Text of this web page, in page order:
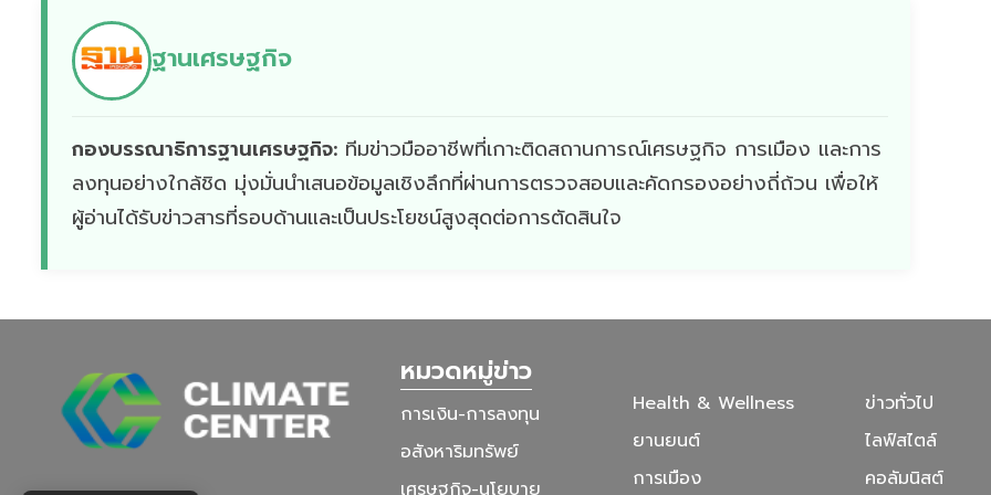
ฐานเศรษฐกิจ
กองบรรณาธิการฐานเศรษฐกิจ: ทีมข่าวมืออาชีพที่เกาะติดสถานการณ์เศรษฐกิจ การเมือง และการ
ลงทุนอย่างใกล้ชิด มุ่งมั่นนำเสนอข้อมูลเชิงลึกที่ผ่านการตรวจสอบและคัดกรองอย่างถี่ถ้วน เพื่อให้
ผู้อ่านได้รับข่าวสารที่รอบด้านและเป็นประโยชน์สูงสุดต่อการตัดสินใจ
หมวดหมู่ข่าว
การเงิน-การลงทุน
อสังหาริมทรัพย์
เศรษฐกิจ-นโยบาย
Health & Wellness
ยานยนต์
การเมือง
ข่าวทั่วไป
ไลฟ์สไตล์
คอลัมนิสต์